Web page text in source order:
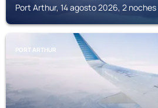
Port Arthur, 14 agosto 2026, 2 noches
PORT ARTHUR